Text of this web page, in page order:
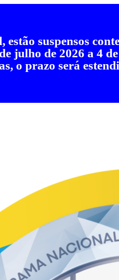
suspensos
julho de 2026 a 4
o prazo será
» Publicidade